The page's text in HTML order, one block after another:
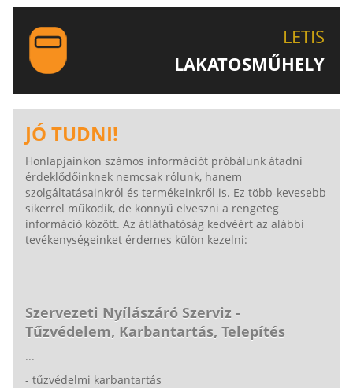
LETIS
LAKATOSMŰHELY
JÓ TUDNI!
Honlapjainkon számos információt próbálunk átadni
érdeklődőinknek nemcsak rólunk, hanem
szolgáltatásainkról és termékeinkről is. Ez több-kevesebb
sikerrel működik, de könnyű elveszni a rengeteg
információ között. Az átláthatóság kedvéért az alábbi
tevékenységeinket érdemes külön kezelni:
Szervezeti Nyílászáró Szerviz -
Tűzvédelem, Karbantartás, Telepítés
...
- tűzvédelmi karbantartás